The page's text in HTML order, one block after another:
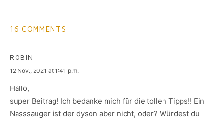
16 COMMENTS
ROBIN
says:
12 Nov., 2021 at 1:41 p.m.
Hallo,
super Beitrag! Ich bedanke mich für die tollen Tipps!! Ein
Nasssauger ist der dyson aber nicht, oder? Würdest du